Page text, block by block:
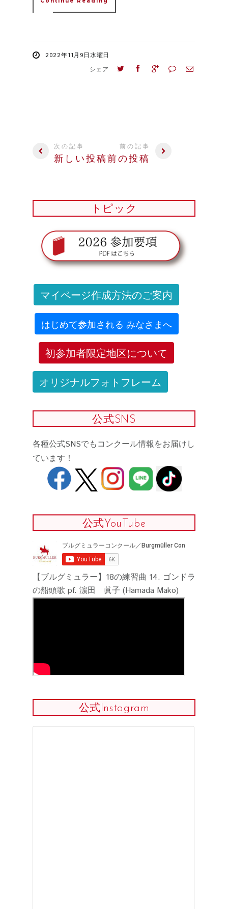
2022年11月9日水曜日
シェア
次の記事
新しい投稿
前の記事
前の投稿
トピック
マイページ作成方法のご案内
はじめて参加される みなさまへ
初参加者限定地区について
オリジナルフォトフレーム
公式SNS
各種公式SNSでもコンクール情報をお届けし
ています！
公式YouTube
【ブルグミュラー】18の練習曲 14. ゴンドラ
の船頭歌 pf. 濵田 眞子 (Hamada Mako)
公式Instagram